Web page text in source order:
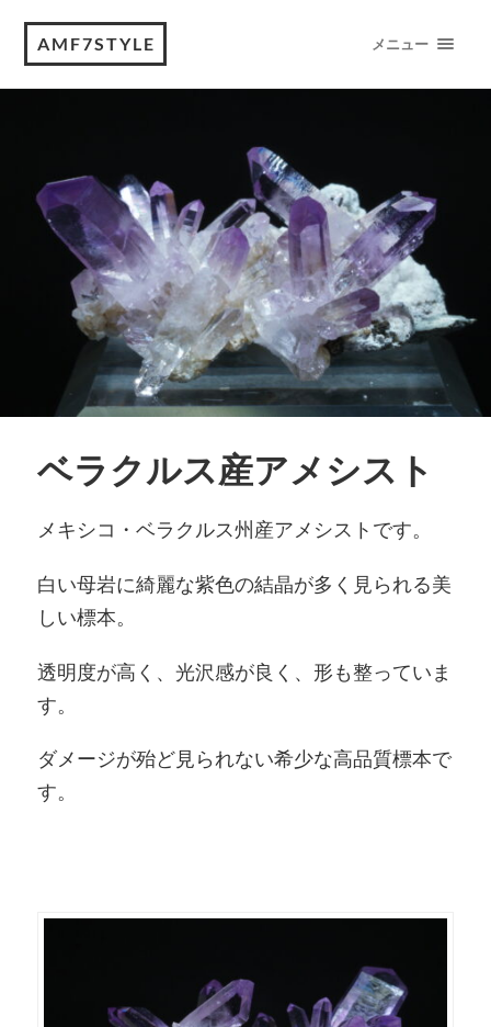
AMF7STYLE メニュー
ベラクルス産アメシスト
メキシコ・ベラクルス州産アメシストです。
白い母岩に綺麗な紫色の結晶が多く見られる美
しい標本。
透明度が高く、光沢感が良く、形も整っていま
す。
ダメージが殆ど見られない希少な高品質標本で
す。